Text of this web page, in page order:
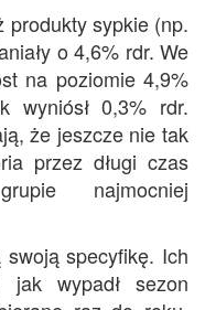
produkty sypkie (np.
o 4,6% rdr. We
na poziomie 4,9%
wyniósł 0,3% rdr.
że jeszcze nie tak
przez długi czas
najmocniej
specyfikę. Ich
wypadł sezon